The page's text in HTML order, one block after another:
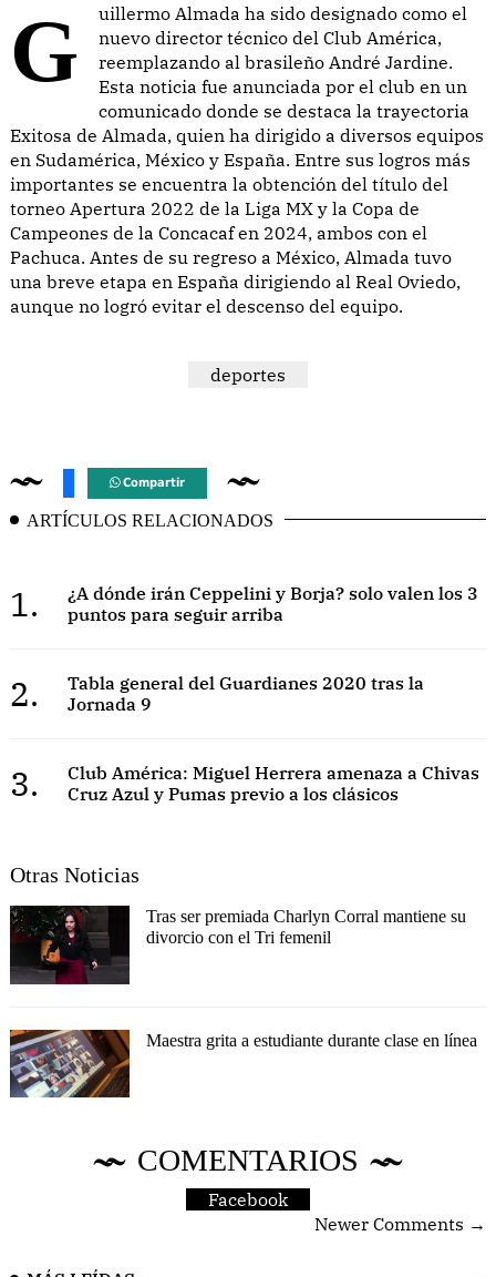
Guillermo Almada ha sido designado como el
nuevo director técnico del Club América,
reemplazando al brasileño André Jardine.
Esta noticia fue anunciada por el club en un
comunicado donde se destaca la trayectoria
Exitosa de Almada, quien ha dirigido a diversos equipos
en Sudamérica, México y España. Entre sus logros más
importantes se encuentra la obtención del título del
torneo Apertura 2022 de la Liga MX y la Copa de
Campeones de la Concacaf en 2024, ambos con el
Pachuca. Antes de su regreso a México, Almada tuvo
una breve etapa en España dirigiendo al Real Oviedo,
aunque no logró evitar el descenso del equipo.
deportes
Compartir
ARTÍCULOS RELACIONADOS
1.
¿A dónde irán Ceppelini y Borja? solo valen los 3
puntos para seguir arriba
2.
Tabla general del Guardianes 2020 tras la
Jornada 9
3.
Club América: Miguel Herrera amenaza a Chivas
Cruz Azul y Pumas previo a los clásicos
Otras Noticias
Tras ser premiada Charlyn Corral mantiene su
divorcio con el Tri femenil
Maestra grita a estudiante durante clase en línea
COMENTARIOS
Facebook
Newer Comments →